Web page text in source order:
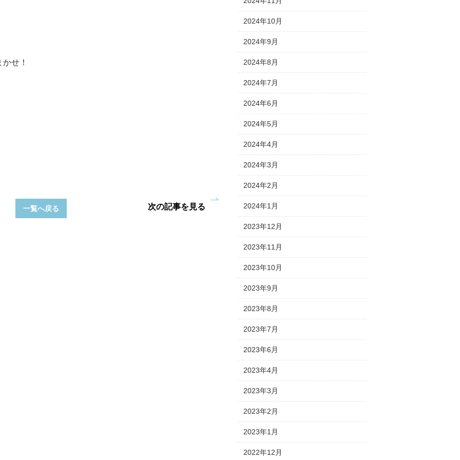
せ！
一覧へ戻る 次の記事を見る
2024年10月
2024年9月
2024年8月
2024年7月
2024年6月
2024年5月
2024年4月
2024年3月
2024年2月
2024年1月
2023年12月
2023年11月
2023年10月
2023年9月
2023年8月
2023年7月
2023年6月
2023年4月
2023年3月
2023年2月
2023年1月
2022年12月